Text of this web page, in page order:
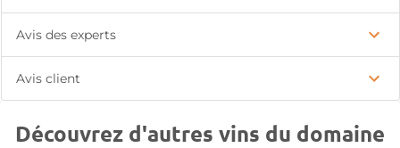
Avis des experts
Avis client
Découvrez d'autres vins du domaine